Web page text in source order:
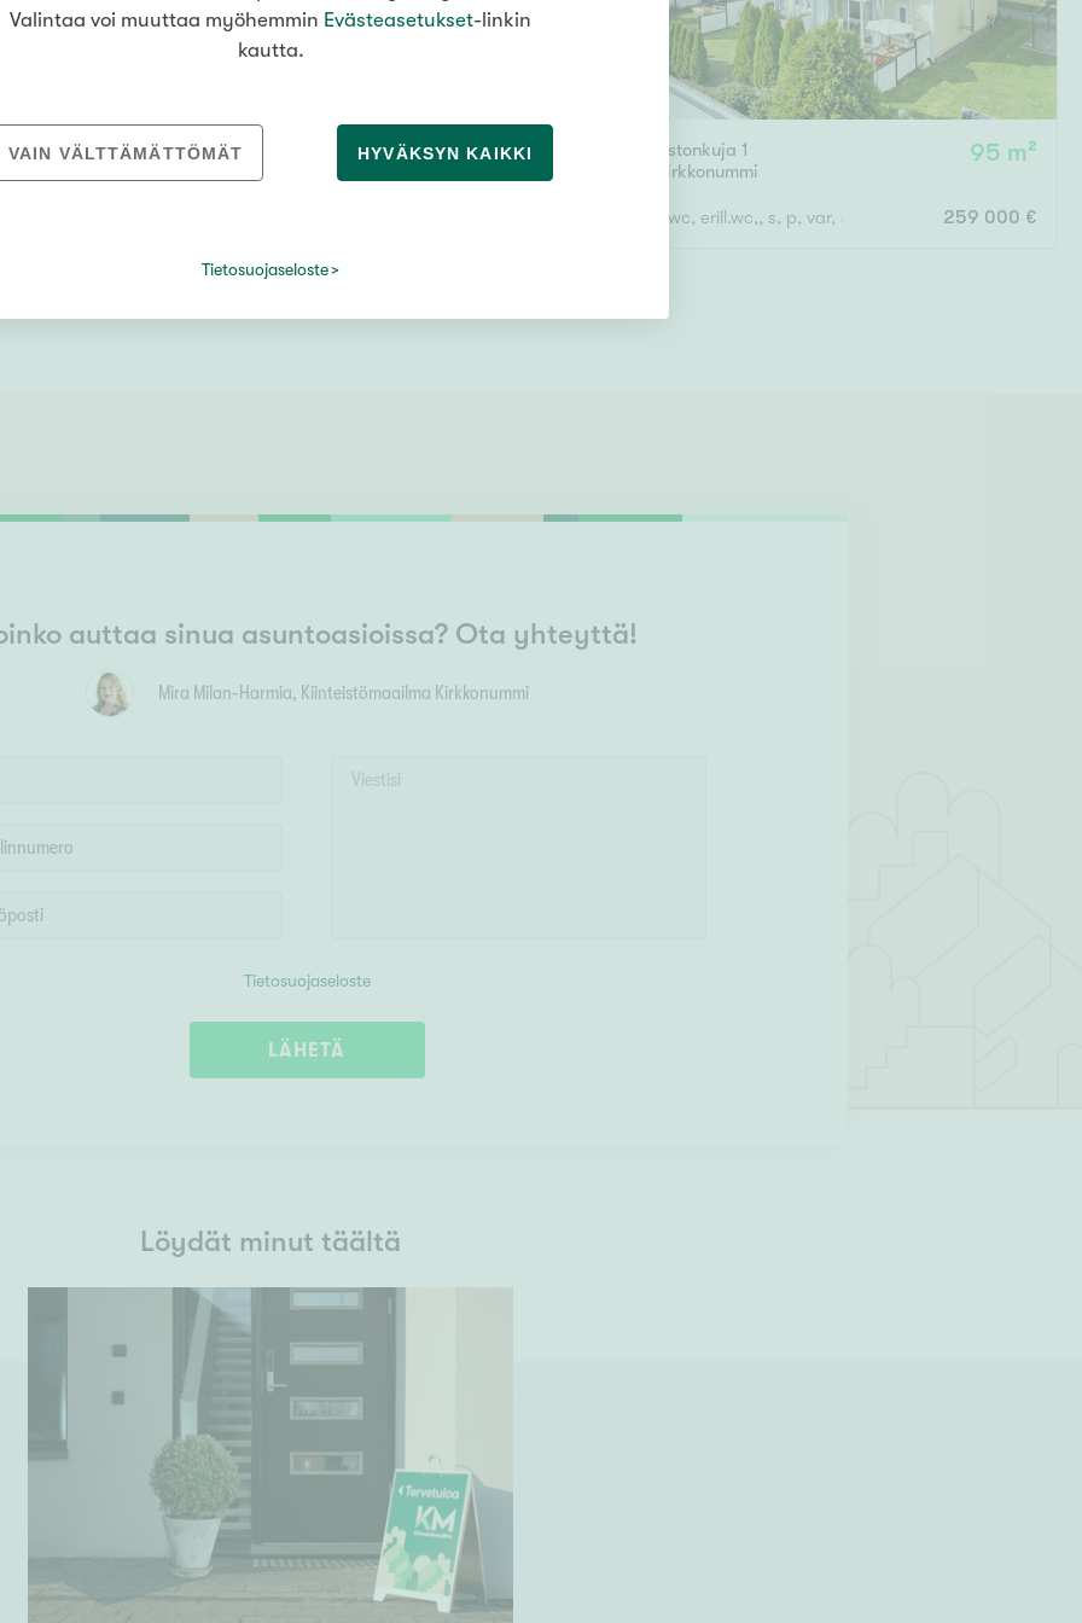
Ratsumiehentie 5
101,5 m²
Neidonpuistonkuja 1
Kirkkonummi
95 m²
3h, k, kph/wc, erill.wc,, s, p, var, ak, terassi 259 000 €
auttaa sinua asuntoasioissa? Ota yhteyttä!
Mira Milan-Harmia, Kiinteistömaailma Kirkkonummi
Tietosuojaseloste
LÄHETÄ
Löydät minut täältä
Valintaa voi muuttaa myöhemmin Evästeasetukset-linkin
kautta.
VAIN VÄLTTÄMÄTTÖMÄT HYVÄKSYN KAIKKI
Tietosuojaseloste